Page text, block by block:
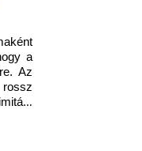
a
Az